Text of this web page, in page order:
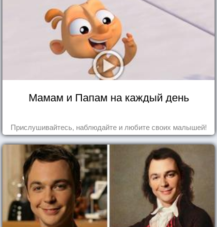
Мамам и Папам на каждый день
Прислушивайтесь, наблюдайте и любите своих малышей!